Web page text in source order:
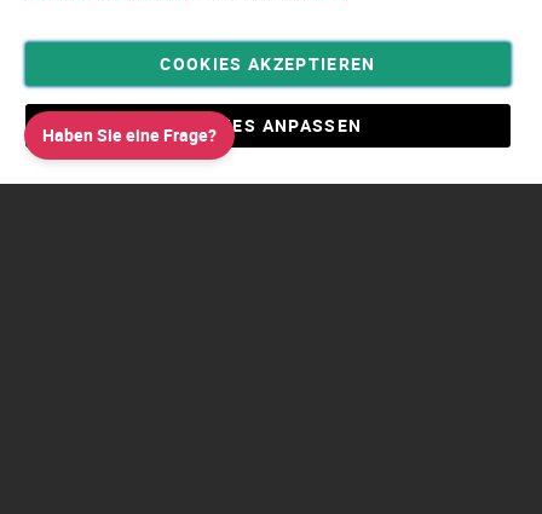
Privatsphäre und Datenschutz
Allgemeine Geschäftsbedingungen AGB
Impressum
Haben Sie eine Frage?
COOKIES AKZEPTIEREN
COOKIES ANPASSEN